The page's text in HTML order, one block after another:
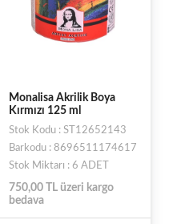
Monalisa Akrilik Boya
Kırmızı 125 ml
Stok Kodu : ST12652143
Barkodu : 8696511174617
Stok Miktarı : 6 ADET
750,00 TL üzeri kargo
bedava